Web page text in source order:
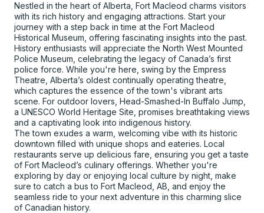
Nestled in the heart of Alberta, Fort Macleod charms visitors
with its rich history and engaging attractions. Start your
journey with a step back in time at the Fort Macleod
Historical Museum, offering fascinating insights into the past.
History enthusiasts will appreciate the North West Mounted
Police Museum, celebrating the legacy of Canada’s first
police force. While you're here, swing by the Empress
Theatre, Alberta’s oldest continually operating theatre,
which captures the essence of the town's vibrant arts
scene. For outdoor lovers, Head-Smashed-In Buffalo Jump,
a UNESCO World Heritage Site, promises breathtaking views
and a captivating look into indigenous history.
The town exudes a warm, welcoming vibe with its historic
downtown filled with unique shops and eateries. Local
restaurants serve up delicious fare, ensuring you get a taste
of Fort Macleod’s culinary offerings. Whether you're
exploring by day or enjoying local culture by night, make
sure to catch a bus to Fort Macleod, AB, and enjoy the
seamless ride to your next adventure in this charming slice
of Canadian history.